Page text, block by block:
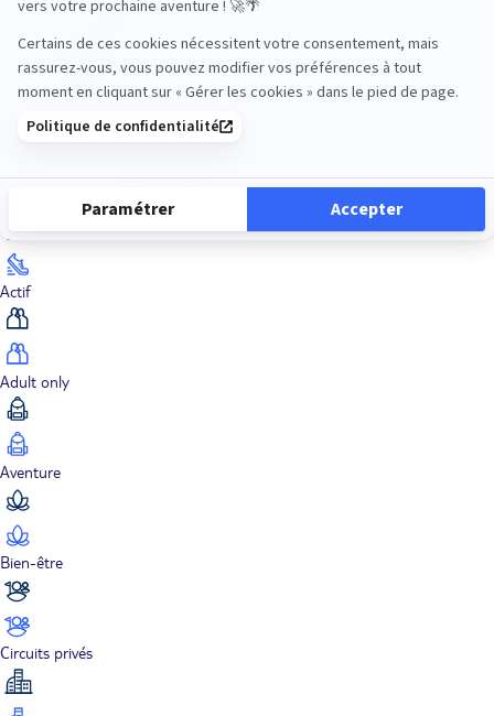
Océan Indien
Nos thématiques
Actif
Adult only
Aventure
Bien-être
Circuits privés